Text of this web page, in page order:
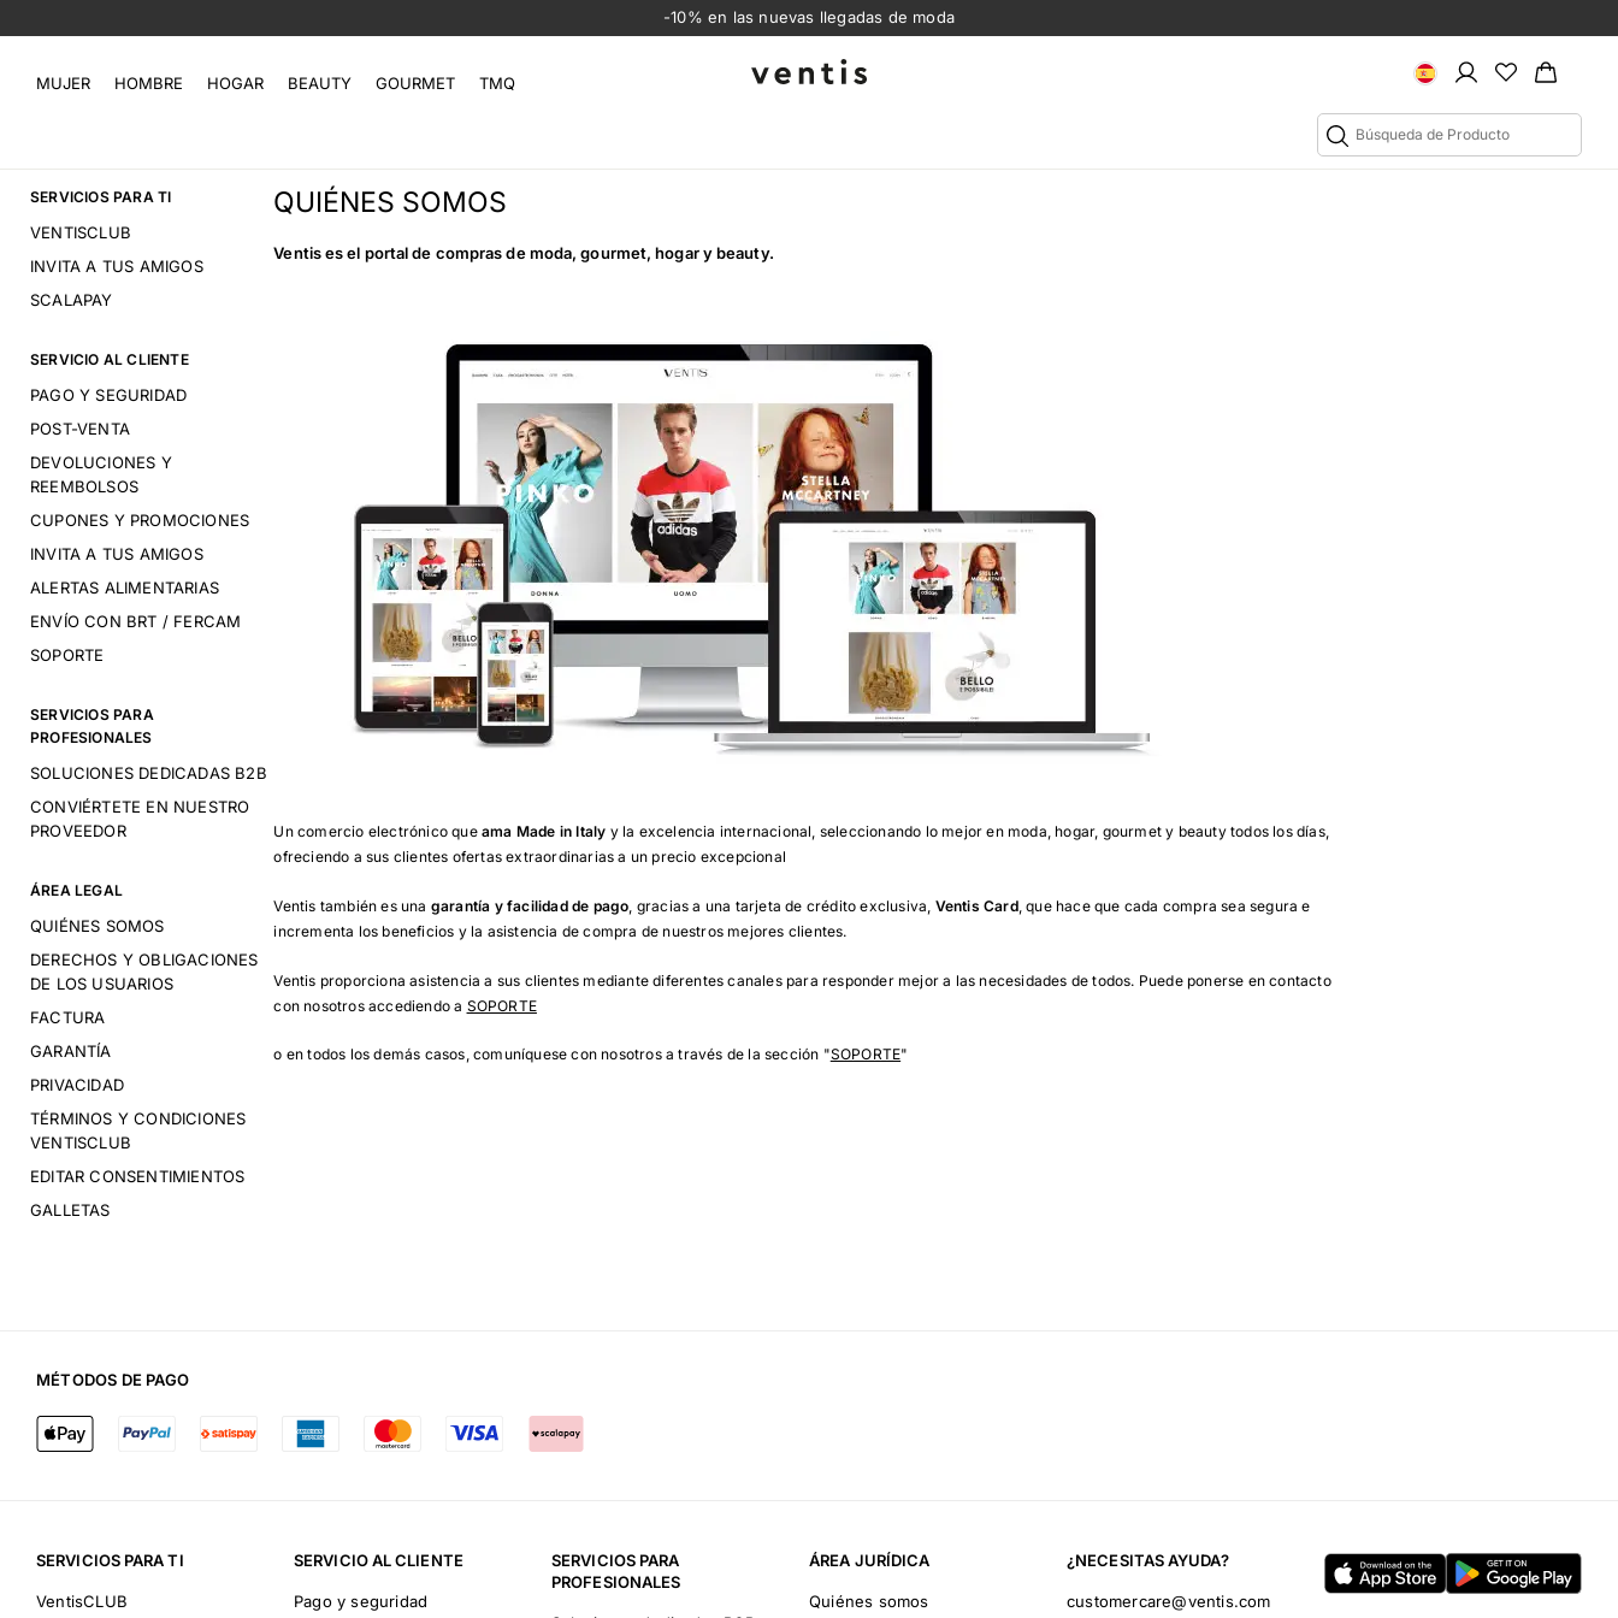
-10% en las nuevas llegadas de moda
Ventis
MUJER HOMBRE HOGAR BEAUTY GOURMET TMQ
SERVICIOS PARA TI
VENTISCLUB
INVITA A TUS AMIGOS
SCALAPAY
SERVICIO AL CLIENTE
PAGO Y SEGURIDAD
POST-VENTA
DEVOLUCIONES Y
REEMBOLSOS
CUPONES Y PROMOCIONES
INVITA A TUS AMIGOS
ALERTAS ALIMENTARIAS
ENVÍO CON BRT / FERCAM
SOPORTE
SERVICIOS PARA
PROFESIONALES
SOLUCIONES DEDICADAS B2B
CONVIÉRTETE EN NUESTRO
PROVEEDOR
ÁREA LEGAL
QUIÉNES SOMOS
DERECHOS Y OBLIGACIONES
DE LOS USUARIOS
FACTURA
GARANTÍA
PRIVACIDAD
TÉRMINOS Y CONDICIONES
VENTISCLUB
EDITAR CONSENTIMIENTOS
GALLETAS
QUIÉNES SOMOS
Ventis es el portal de compras de moda, gourmet, hogar y beauty.
Un comercio electrónico que ama Made in Italy y la excelencia internacional, seleccionando lo mejor en moda, hogar, gourmet y beauty todos los días,
ofreciendo a sus clientes ofertas extraordinarias a un precio excepcional
Ventis también es una garantía y facilidad de pago, gracias a una tarjeta de crédito exclusiva, Ventis Card, que hace que cada compra sea segura e
incrementa los beneficios y la asistencia de compra de nuestros mejores clientes.
Ventis proporciona asistencia a sus clientes mediante diferentes canales para responder mejor a las necesidades de todos. Puede ponerse en contacto
con nosotros accediendo a SOPORTE
o en todos los demás casos, comuníquese con nosotros a través de la sección "SOPORTE"
MÉTODOS DE PAGO
SERVICIOS PARA TI
VentisCLUB
SERVICIO AL CLIENTE
Pago y seguridad
SERVICIOS PARA
PROFESIONALES
ÁREA JURÍDICA
Quiénes somos
¿NECESITAS AYUDA?
customercare@ventis.com